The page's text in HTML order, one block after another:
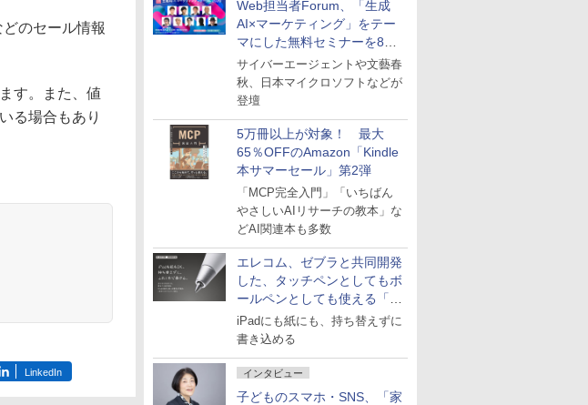
Web担当者Forum、「生成
AI×マーケティング」をテー
マにした無料セミナーを8月
27日にオンライン開催
サイバーエージェントや文藝春
秋、日本マイクロソフトなどが
登壇
5万冊以上が対象！ 最大
65％OFFのAmazon「Kindle
本サマーセール」第2弾
「MCP完全入門」「いちばん
やさしいAIリサーチの教本」な
どAI関連本も多数
エレコム、ゼブラと共同開発
した、タッチペンとしてもボ
ールペンとしても使える「ス
タイラスツーウェイ」発売
iPadにも紙にも、持ち替えずに
書き込める
インタビュー
子どものスマホ・SNS、「家
のセール情報
す。また、値
る場合もあり
LinkedIn